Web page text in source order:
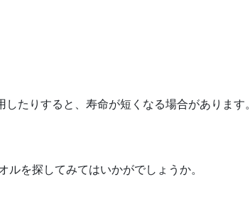
たりすると、寿命が短くなる場合があります。
を探してみてはいかがでしょうか。